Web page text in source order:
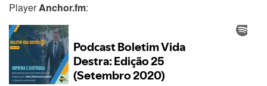
PlayerAnchor.fm: